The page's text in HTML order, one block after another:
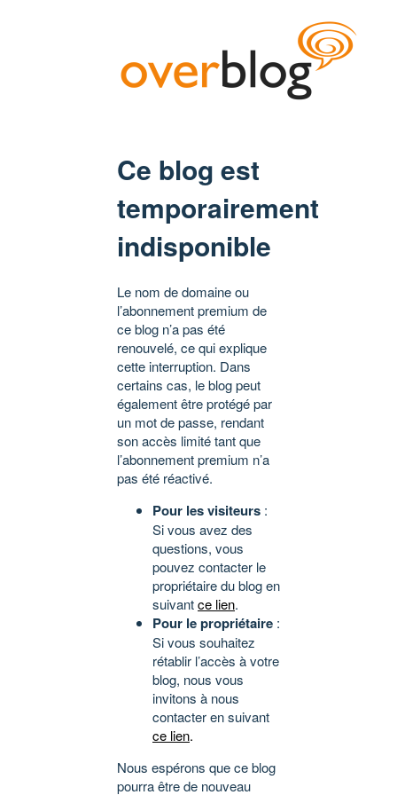
Ce blog est
temporairement
indisponible
Le nom de domaine ou
l’abonnement premium de
ce blog n’a pas été
renouvelé, ce qui explique
cette interruption. Dans
certains cas, le blog peut
également être protégé par
un mot de passe, rendant
son accès limité tant que
l’abonnement premium n’a
pas été réactivé.
Pour les visiteurs :
Si vous avez des
questions, vous
pouvez contacter le
propriétaire du blog en
suivantce lien.
Pour le propriétaire :
Si vous souhaitez
rétablir l’accès à votre
blog, nous vous
invitons à nous
contacter en suivant
ce lien.
Nous espérons que ce blog
pourra être de nouveau